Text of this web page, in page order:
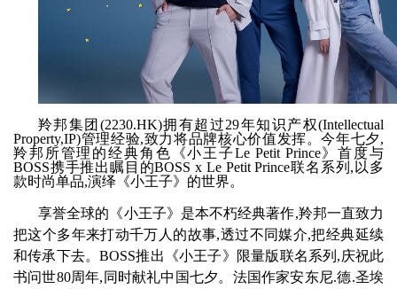
羚邦集团(2230.HK)拥有超过29年知识产权(Intellectual
Property,IP)管理经验,致力将品牌核心价值发挥。今年七夕,
羚邦所管理的经典角色《小王子Le Petit Prince》首度与
BOSS携手推出瞩目的BOSS x Le Petit Prince联名系列,以多
款时尚单品,演绎《小王子》的世界。
享誉全球的《小王子》是本不朽经典著作,羚邦一直致力
把这个多年来打动千万人的故事,透过不同媒介,把经典延续
和传承下去。BOSS推出《小王子》限量版联名系列,庆祝此
书问世80周年,同时献礼中国七夕。法国作家安东尼.德.圣埃